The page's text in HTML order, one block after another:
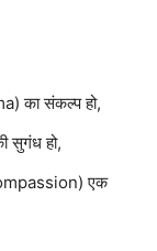
का संकल्प हो,
सुगंध हो,
एक